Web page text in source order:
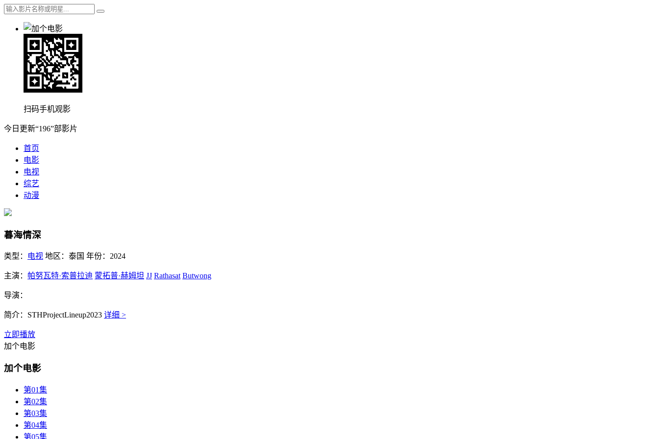
扫码手机观影
今日更新“196”部影片
首页
电影
电视
综艺
动漫
暮海情深
类型： 电视 地区： 泰国 年份： 2024
主演： 帕努瓦特·索普拉迪 蒙拓普·赫姆坦 JJ Rathasat Butwong
导演：
简介： STHProjectLineup2023 详细 >
立即播放
加个电影
加个电影
第01集
第02集
第03集
第04集
第05集